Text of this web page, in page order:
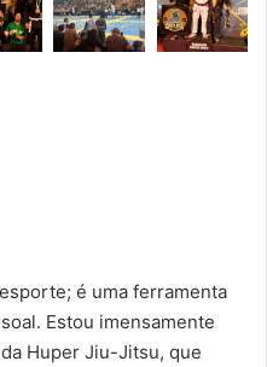
é uma ferramenta
Estou imensamente
Huper Jiu-Jitsu, que